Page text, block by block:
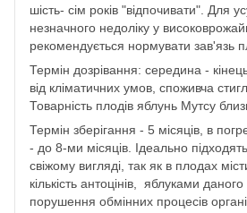
шість- сім років "відпочивати". Для
незначного недоліку у
рекомендується нормувати зав'язь
Термін дозрівання: середина -
від кліматичних умов, споживча
Товарність плодів яблунь Мутсу
Термін зберігання - 5 місяців, в
- до 8-ми місяців. Ідеально
свіжому вигляді, так як в плодах
кількість антоцінів, яблуками
порушення обмінних процесів